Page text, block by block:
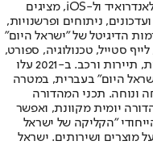
ובאנגלית, כמו כן היישומונים (אפליקציות) לאנדרואיד ול-iOS, מציגים
ניתוחים ופרשנויות,
הדיגיטל של "ישראל היום"
סטייל, טכנולוגיה, ספורט,
כלכלה וצרכנות, בריאות, חיילים, אוכל, יהדות, תיירות ורכב. ב-2021 עלו
היום" בעברית, במטרה
ונוחה. תכני המהדורה
יומית מקוונת, ואפשר
"הקליקה של ישראל
מוצרים ושירותים. ישראל